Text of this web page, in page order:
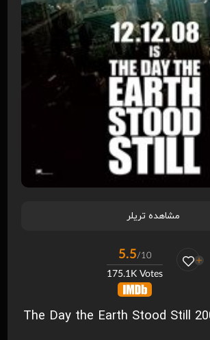
مشاهده تریلر
5.5/10
175.1K Votes